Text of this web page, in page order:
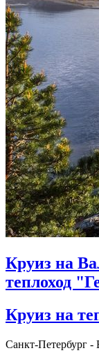
Круиз на
теплоход
Круиз на
Санкт-Петербург -